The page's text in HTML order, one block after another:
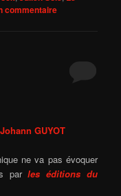
commentaire
Johann GUYOT
ne va pas évoquer
parles éditions du